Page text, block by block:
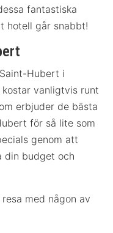
fantastiska
hotell går snabbt!
Hubert i
vanligtvis runt
erbjuder de bästa
för så lite som
genom att
din budget och
med någon av